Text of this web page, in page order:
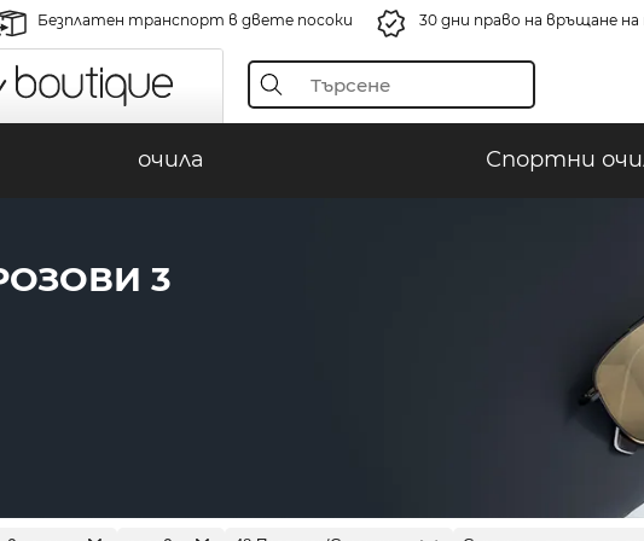
Безплатен транспорт в двете посоки 30 дни право на връщане
очила Спортни
3